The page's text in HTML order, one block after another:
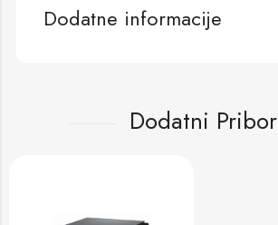
Dodatne informacije
Dodatni Pribor